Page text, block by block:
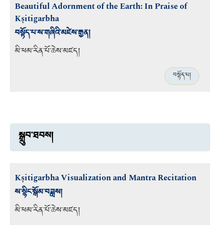
Beautiful Adornment of the Earth: In Praise of
Kṣitigarbha
བསྟོད་པ་ས་གཞིའི་མཛེས་རྒྱན།
མི་ཕམ་རིན་པོ་ཆེས་མཛད།
བསྟོད་པ།
སྒྲུབ་ཐབས།
Kṣitigarbha Visualization and Mantra Recitation
ས་སྙིང་སྒོམ་བཟླས།
མི་ཕམ་རིན་པོ་ཆེས་མཛད།